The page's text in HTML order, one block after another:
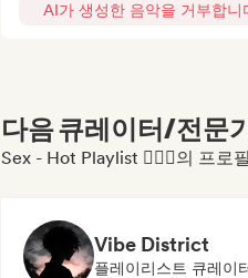
AI가 생성한 음악을 거부합니
다음 큐레이터/전문
Sex - Hot Playlist ❤️‍🔥🔞의 프로
Vibe District
플레이리스트 큐레이